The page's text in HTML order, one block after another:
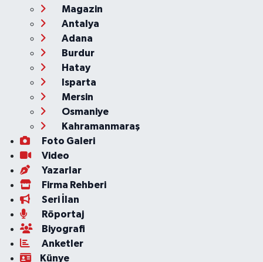
Magazin
Antalya
Adana
Burdur
Hatay
Isparta
Mersin
Osmaniye
Kahramanmaraş
Foto Galeri
Video
Yazarlar
Firma Rehberi
Seri İlan
Röportaj
Biyografi
Anketler
Künye